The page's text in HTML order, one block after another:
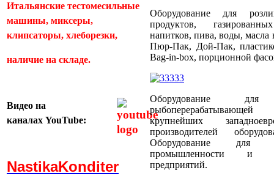
Итальянские тестомесильные
машины, миксеры,
клипсаторы, хлеборезки,
наличие на складе.
Видео на
каналах YouTube:
NastikaKonditer
Оборудование для
продуктов,
напитков, пива, воды,
Пюр-Пак, Дой-Пак,
Bag-in-box, порционной
Оборудование
крупнейших
производителей
Оборудование для
промышленности и
предприятий.